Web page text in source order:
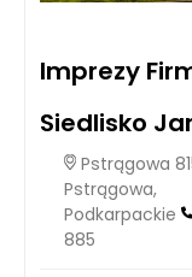
Imprezy
Siedlisko
Pstrągowa
Pstrągowa,
Podkarpackie
885